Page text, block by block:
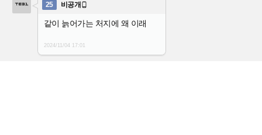
25 비공개 
같이 늙어가는 처지에 왜 이래
2024/11/04 17:01